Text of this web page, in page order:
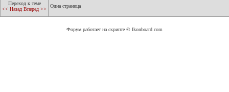
Переход к теме
<< Назад Вперед >>
Одна страница
Форум работает на скрипте © Ikonboard.com